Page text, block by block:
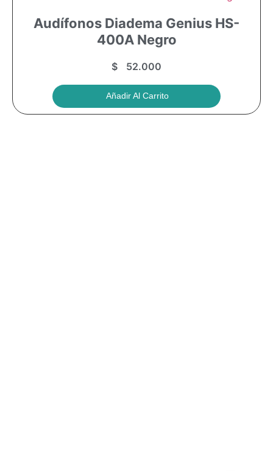
Audífonos Diadema Genius HS-
400A Negro
$ 52.000
Añadir Al Carrito